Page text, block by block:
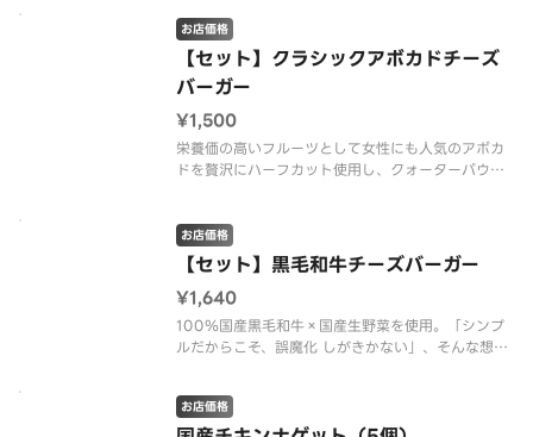
も追加でリニューアルしました！「※商品詳細ペー
ジに記載の無い『抜き』や『増量』などのご要望に
は対応いたしかねます。あら
【セット】クラシックアボカドチーズ
バーガー
お店価格
¥1,500
栄養価の高いフルーツとして女性にも人気のアボカ
ドを贅沢にハーフカット使用し、クォーターパウン
ともにサンドしました。ケチャップ・マスタード入
でリニューアル！「※商品詳
【セット】黒毛和牛チーズバーガー
お店価格
¥1,640
100％国産黒毛和牛×国産生野菜を使用。「シンプ
ルだからこそ、誤魔化 しがきかない」、そんな想い
に“ていねいさ”を追求。ブランドの 原点である“品
質の高さ”や“手づくり”を見つめ直し、プライドをか
お店価格